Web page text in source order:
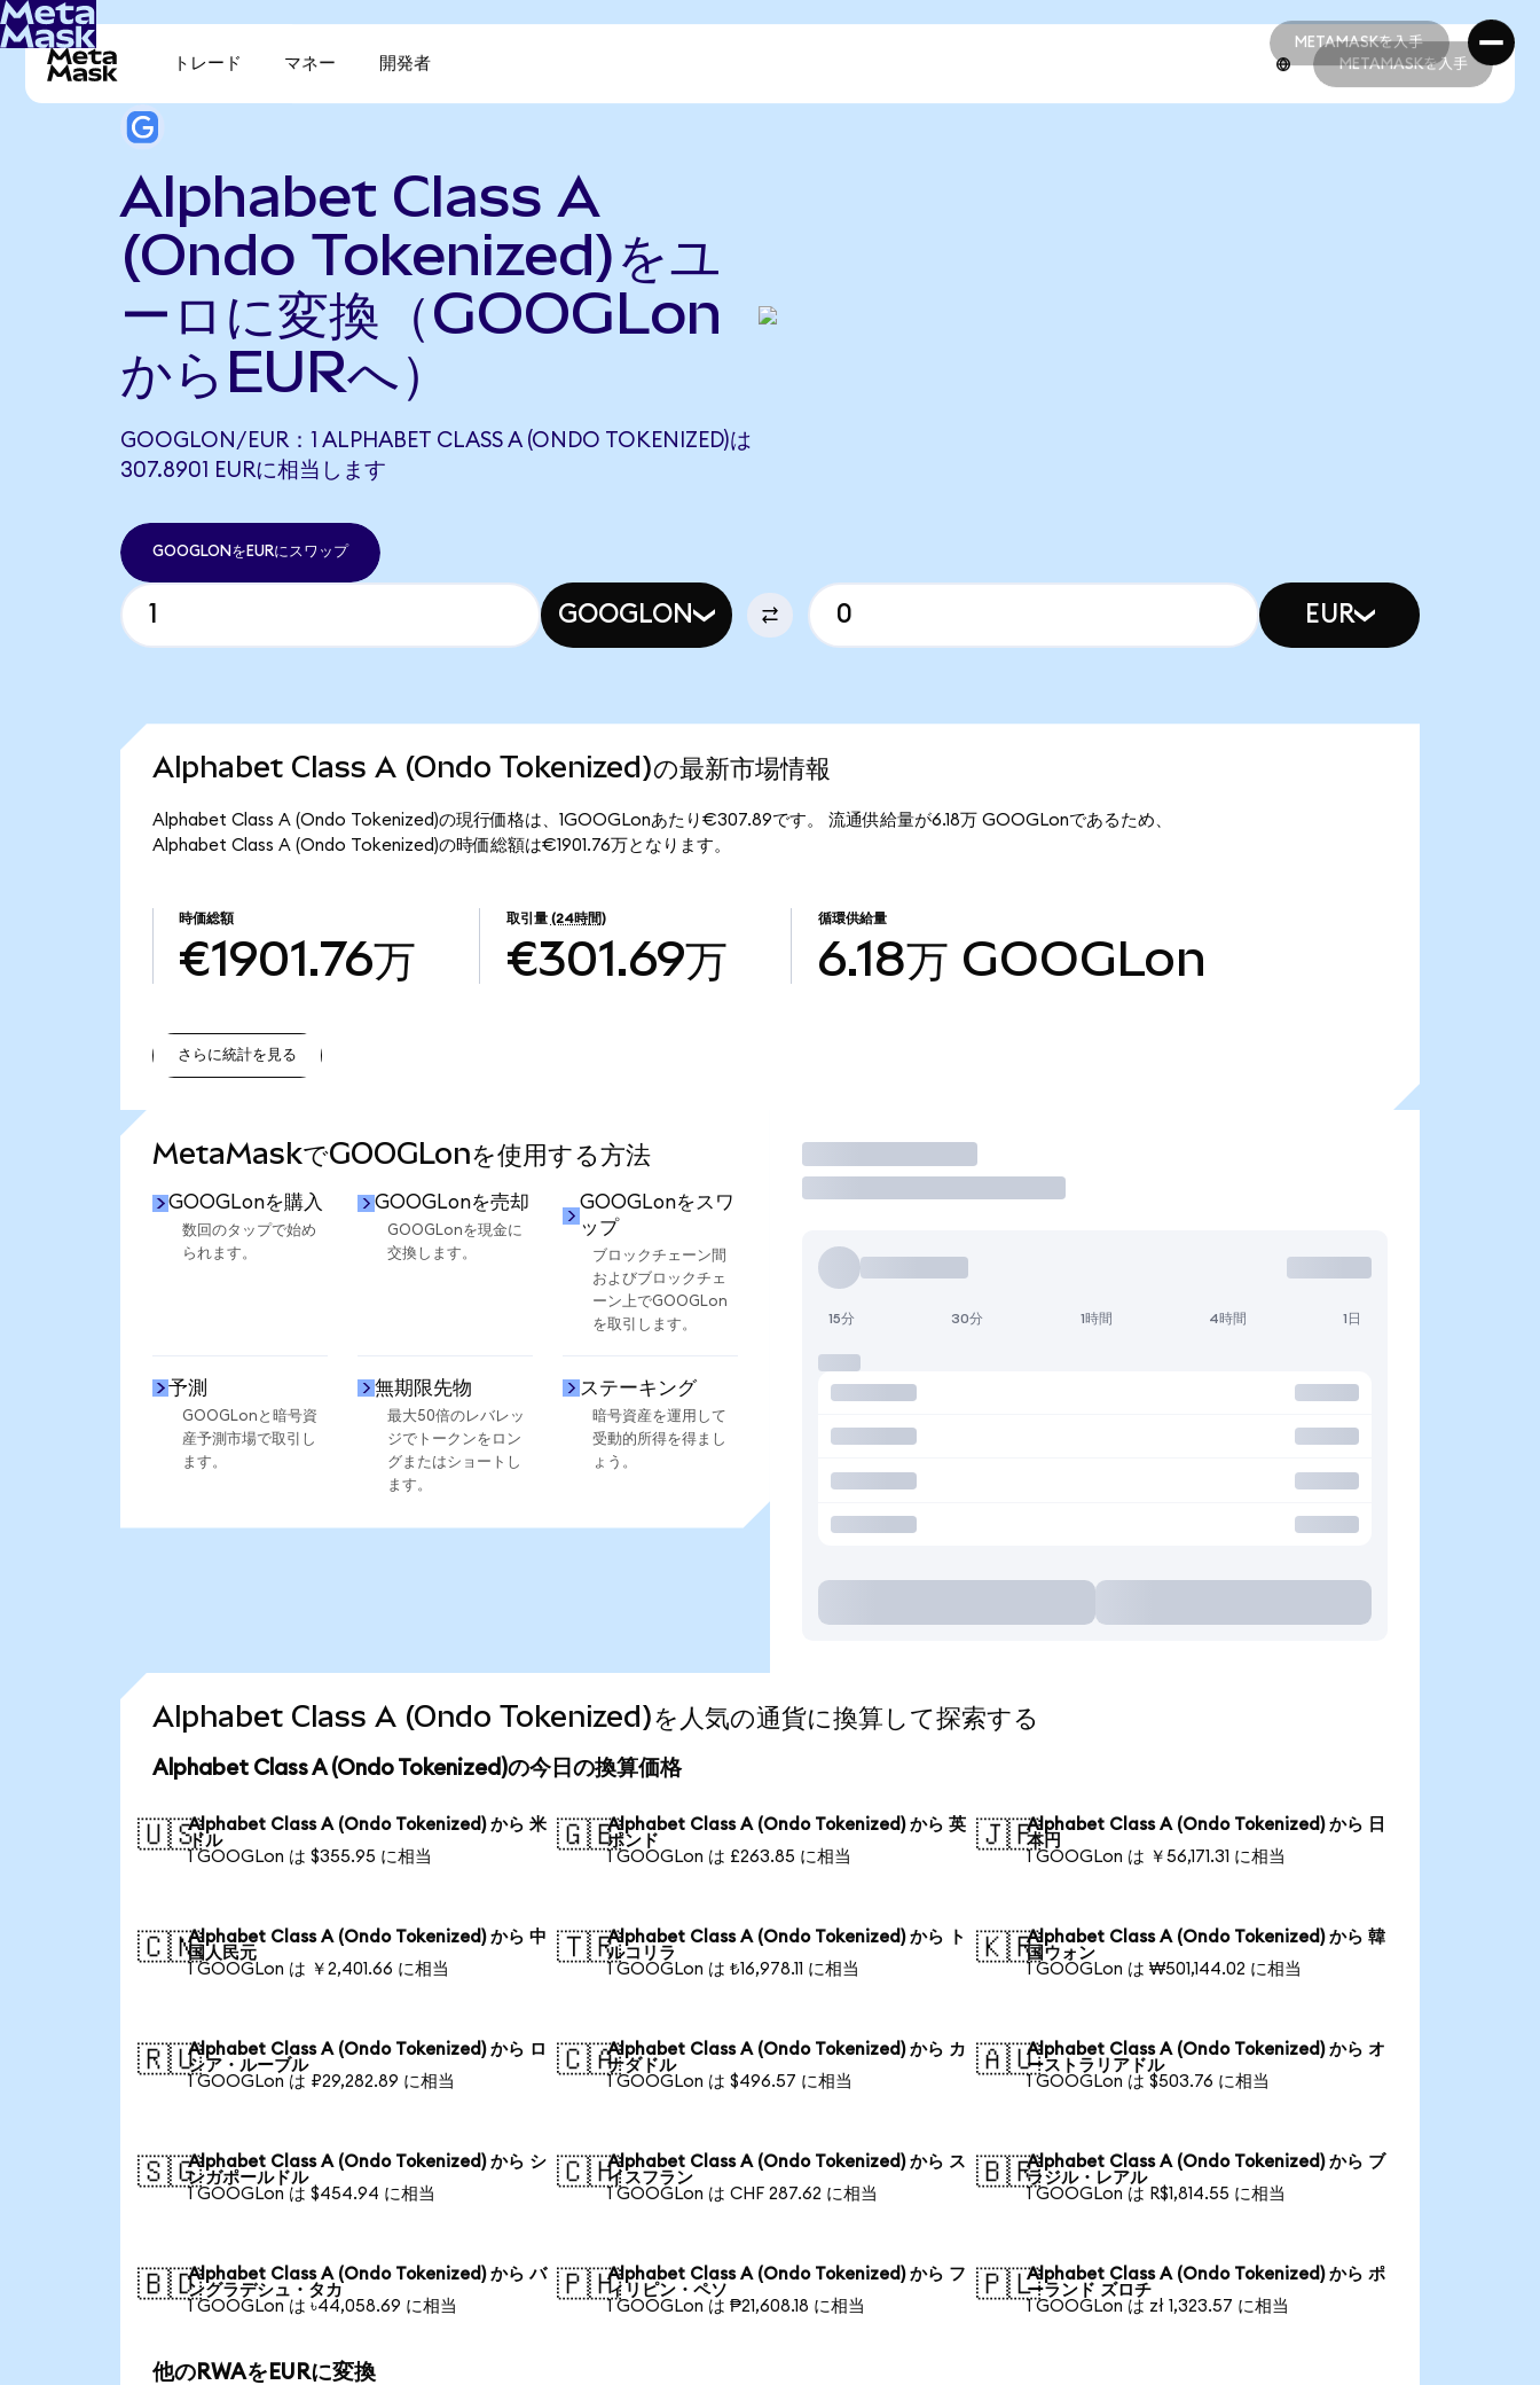
METAMASKを入手
METAMASKを入手
トレード マネー 開発者 METAMASKを入手
Alphabet Class A
(Ondo Tokenized)をユ
ーロに変換（GOOGLon
からEURへ）
GOOGLON/EUR：1 ALPHABET CLASS A (ONDO TOKENIZED)は
307.8901 EURに相当します
GOOGLONをEURにスワップ
GOOGLON EUR
Alphabet Class A (Ondo Tokenized)の最新市場情報
Alphabet Class A (Ondo Tokenized)の現行価格は、1GOOGLonあたり€307.89です。 流通供給量が6.18万 GOOGLonであるため、
Alphabet Class A (Ondo Tokenized)の時価総額は€1901.76万となります。
時価総額
€1901.76万
取引量 (24時間)
€301.69万
循環供給量
6.18万 GOOGLon
さらに統計を見る
MetaMaskでGOOGLonを使用する方法
GOOGLonを購入
数回のタップで始め
られます。
GOOGLonを売却
GOOGLonを現金に
交換します。
GOOGLonをスワ
ップ
ブロックチェーン間
およびブロックチェ
ーン上でGOOGLon
を取引します。
予測
GOOGLonと暗号資
産予測市場で取引し
ます。
無期限先物
最大50倍のレバレッ
ジでトークンをロン
グまたはショートし
ます。
ステーキング
暗号資産を運用して
受動的所得を得まし
ょう。
取引
15分 30分 1時間 4時間 1日
Alphabet Class A (Ondo Tokenized)を人気の通貨に換算して探索する
Alphabet Class A (Ondo Tokenized)の今日の換算価格
🇺🇸Alphabet Class A (Ondo Tokenized) から 米
ドル
1 GOOGLon は $355.95 に相当
🇬🇧Alphabet Class A (Ondo Tokenized) から 英
ポンド
1 GOOGLon は £263.85 に相当
🇯🇵Alphabet Class A (Ondo Tokenized) から 日
本円
1 GOOGLon は ￥56,171.31 に相当
🇨🇳Alphabet Class A (Ondo Tokenized) から 中
国人民元
1 GOOGLon は ￥2,401.66 に相当
🇹🇷Alphabet Class A (Ondo Tokenized) から ト
ルコリラ
1 GOOGLon は ₺16,978.11 に相当
🇰🇷Alphabet Class A (Ondo Tokenized) から 韓
国ウォン
1 GOOGLon は ₩501,144.02 に相当
🇷🇺Alphabet Class A (Ondo Tokenized) から ロ
シア・ルーブル
1 GOOGLon は ₽29,282.89 に相当
🇨🇦Alphabet Class A (Ondo Tokenized) から カ
ナダドル
1 GOOGLon は $496.57 に相当
🇦🇺Alphabet Class A (Ondo Tokenized) から オ
ーストラリアドル
1 GOOGLon は $503.76 に相当
🇸🇬Alphabet Class A (Ondo Tokenized) から シ
ンガポールドル
1 GOOGLon は $454.94 に相当
🇨🇭Alphabet Class A (Ondo Tokenized) から ス
イスフラン
1 GOOGLon は CHF 287.62 に相当
🇧🇷Alphabet Class A (Ondo Tokenized) から ブ
ラジル・レアル
1 GOOGLon は R$1,814.55 に相当
🇧🇩Alphabet Class A (Ondo Tokenized) から バ
ングラデシュ・タカ
1 GOOGLon は ৳44,058.69 に相当
🇵🇭Alphabet Class A (Ondo Tokenized) から フ
ィリピン・ペソ
1 GOOGLon は ₱21,608.18 に相当
🇵🇱Alphabet Class A (Ondo Tokenized) から ポ
ーランド ズロチ
1 GOOGLon は zł 1,323.57 に相当
他のRWAをEURに変換